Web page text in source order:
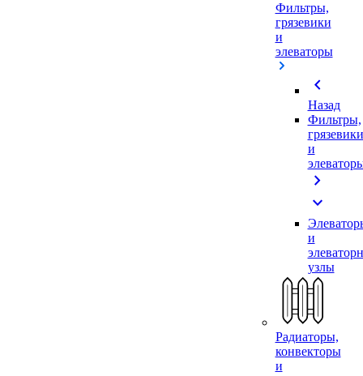
Фильтры,
грязевики
и
элеваторы
chevron_left
Назад
Фильтры,
грязевики
и
chevron_right
expand_more
и
узлы
Радиаторы,
конвекторы
и